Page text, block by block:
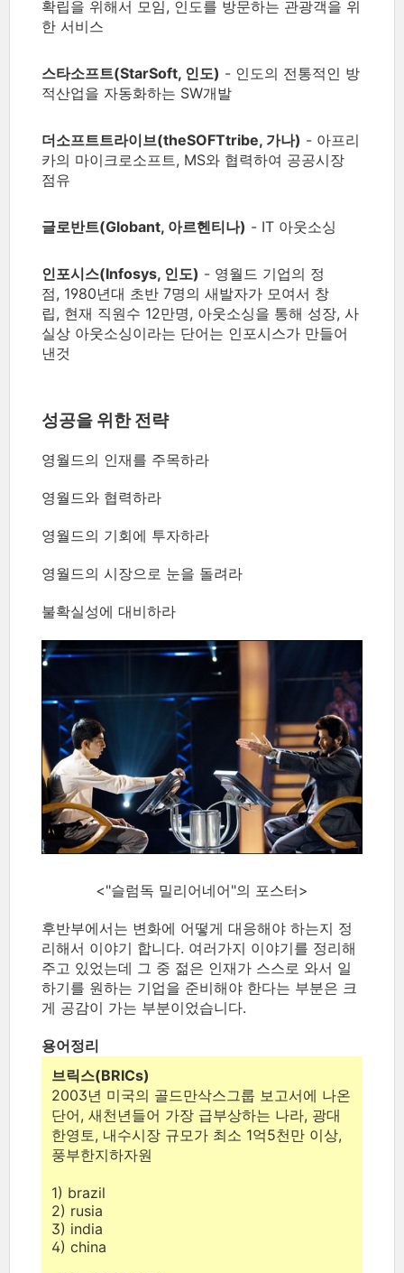
확립을 위해서 모임, 인도를 방문하는 관광객을 위
한 서비스
스타소프트(StarSoft, 인도) - 인도의 전통적인 방
적산업을 자동화하는 SW개발
더소프트트라이브(theSOFTtribe, 가나) - 아프리
카의 마이크로소프트, MS와 협력하여 공공시장
점유
글로반트(Globant, 아르헨티나) - IT 아웃소싱
인포시스(Infosys, 인도) - 영월드 기업의 정
점, 1980년대 초반 7명의 새발자가 모여서 창
립, 현재 직원수 12만명, 아웃소싱을 통해 성장, 사
실상 아웃소싱이라는 단어는 인포시스가 만들어
낸것
성공을 위한 전략
영월드의 인재를 주목하라
영월드와 협력하라
영월드의 기회에 투자하라
영월드의 시장으로 눈을 돌려라
불확실성에 대비하라
<"슬럼독 밀리어네어"의 포스터>
후반부에서는 변화에 어떻게 대응해야 하는지 정
리해서 이야기 합니다. 여러가지 이야기를 정리해
주고 있었는데 그 중 젊은 인재가 스스로 와서 일
하기를 원하는 기업을 준비해야 한다는 부분은 크
게 공감이 가는 부분이었습니다.
용어정리
브릭스(BRICs)
2003년 미국의 골드만삭스그룹 보고서에 나온
단어, 새천년들어 가장 급부상하는 나라, 광대
한영토, 내수시장 규모가 최소 1억5천만 이상,
풍부한지하자원
1) brazil
2) rusia
3) india
4) china